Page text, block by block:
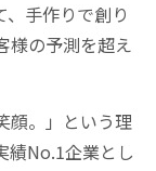
手作りで創り
様の予測を超え
顔。」という理
績No.1企業とし